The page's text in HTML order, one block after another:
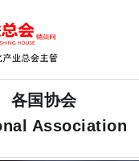
各国协会
Association